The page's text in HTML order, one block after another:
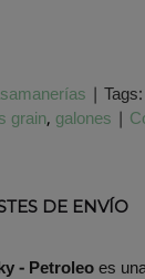
| Tags:
grain galones |
DE ENVÍO
- Petroleoes